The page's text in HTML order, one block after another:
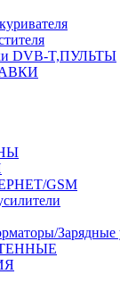
DVB-T,ПУЛЬТЫ
GSM
Зарядные